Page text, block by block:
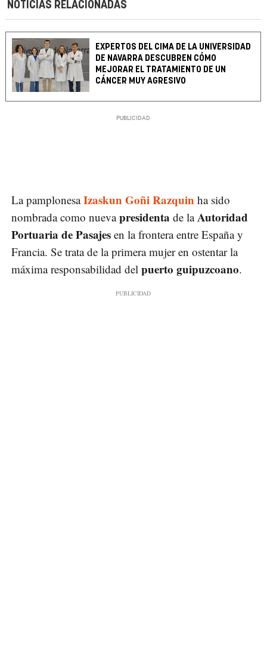
NOTICIAS RELACIONADAS
EXPERTOS DEL CIMA DE LA UNIVERSIDAD
DE NAVARRA DESCUBREN CÓMO
MEJORAR EL TRATAMIENTO DE UN
CÁNCER MUY AGRESIVO
La pamplonesaIzaskun Goñi Razquin ha sido
nombrada como nuevapresidenta de laAutoridad
Portuaria de Pasajes en la frontera entre España y
Francia. Se trata de la primera mujer en ostentar la
máxima responsabilidad del puerto guipuzcoano.